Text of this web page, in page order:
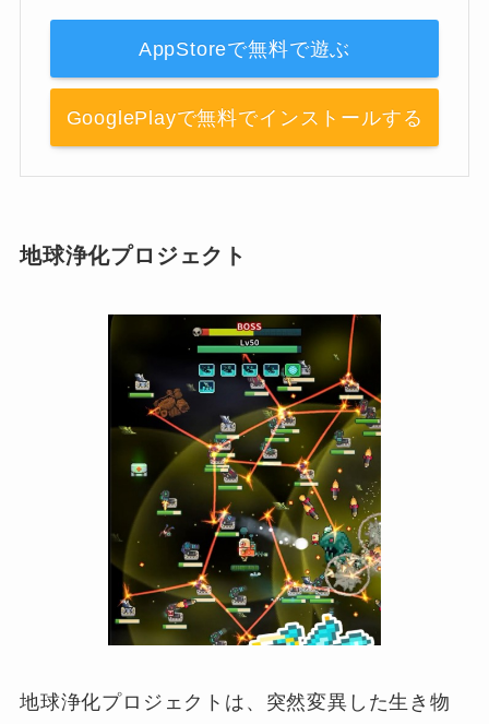
AppStoreで無料で遊ぶ
GooglePlayで無料でインストールする
地球浄化プロジェクト
地球浄化プロジェクトは、突然変異した生き物